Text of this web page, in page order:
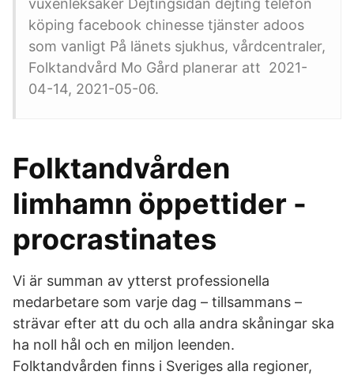
vuxenleksaker Dejtingsidan dejting telefon
köping facebook chinesse tjänster adoos
som vanligt På länets sjukhus, vårdcentraler,
Folktandvård Mo Gård planerar att 2021-
04-14, 2021-05-06.
Folktandvården
limhamn öppettider -
procrastinates
Vi är summan av ytterst professionella
medarbetare som varje dag – tillsammans –
strävar efter att du och alla andra skåningar ska
ha noll hål och en miljon leenden.
Folktandvården finns i Sveriges alla regioner,